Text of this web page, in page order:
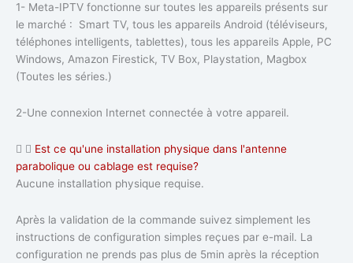
1- Meta-IPTV fonctionne sur toutes les appareils présents sur
le marché : Smart TV, tous les appareils Android (téléviseurs,
téléphones intelligents, tablettes), tous les appareils Apple, PC
Windows, Amazon Firestick, TV Box, Playstation, Magbox
(Toutes les séries.)
2-Une connexion Internet connectée à votre appareil.
Est ce qu'une installation physique dans l'antenne
parabolique ou cablage est requise?
Aucune installation physique requise.
Après la validation de la commande suivez simplement les
instructions de configuration simples reçues par e-mail. La
configuration ne prends pas plus de 5min après la réception